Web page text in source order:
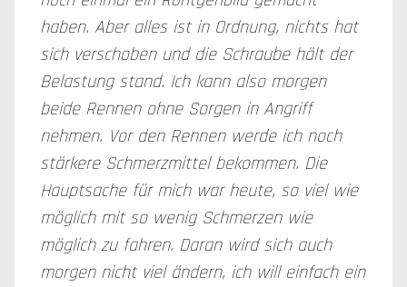
haben. Aber alles ist in Ordnung, nichts hat
sich verschoben und die Schraube hält der
Belastung stand. Ich kann also morgen
beide Rennen ohne Sorgen in Angriff
nehmen. Vor den Rennen werde ich noch
stärkere Schmerzmittel bekommen. Die
Hauptsache für mich war heute, so viel wie
möglich mit so wenig Schmerzen wie
möglich zu fahren. Daran wird sich auch
morgen nicht viel ändern, ich will einfach ein